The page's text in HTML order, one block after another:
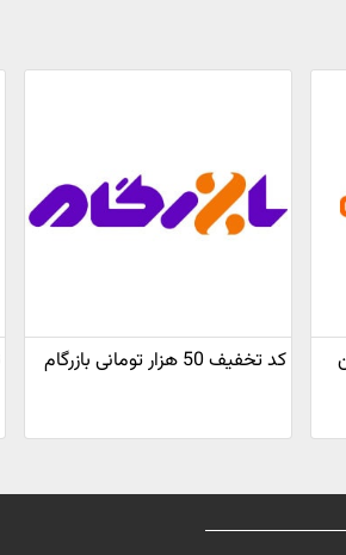
کد تخفیف 50 هزار تومانی بازرگام